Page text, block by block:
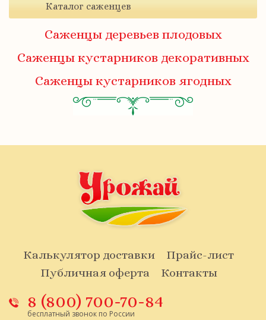
Каталог саженцев
Саженцы деревьев плодовых
Саженцы кустарников декоративных
Саженцы кустарников ягодных
Калькулятор доставки
Прайс-лист
Публичная оферта
Контакты
8 (800) 700-70-84
бесплатный звонок по России